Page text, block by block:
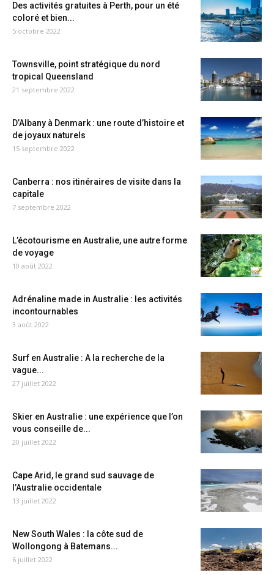
Des activités gratuites à Perth, pour un été
coloré et bien...
5 octobre 2022
Townsville, point stratégique du nord
tropical Queensland
21 septembre 2022
D’Albany à Denmark : une route d’histoire et
de joyaux naturels
15 septembre 2022
Canberra : nos itinéraires de visite dans la
capitale
7 septembre 2022
L’écotourisme en Australie, une autre forme
de voyage
10 août 2022
Adrénaline made in Australie : les activités
incontournables
3 août 2022
Surf en Australie : A la recherche de la
vague...
27 juillet 2022
Skier en Australie : une expérience que l’on
vous conseille de...
20 juillet 2022
Cape Arid, le grand sud sauvage de
l’Australie occidentale
13 juillet 2022
New South Wales : la côte sud de
Wollongong à Batemans...
6 juillet 2022